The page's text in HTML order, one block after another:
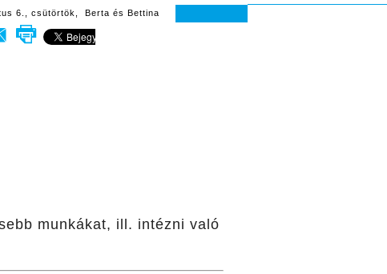
6., csütörtök, Berta és Bettina
munkákat, ill. intézni való